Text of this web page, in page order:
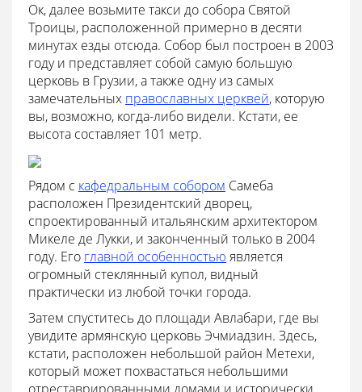
Ок, далее возьмите такси до собора Святой
Троицы, расположенной примерно в десяти
минутах езды отсюда. Собор был построен в 2003
году и представляет собой самую большую
церковь в Грузии, а также одну из самых
замечательных православных церквей, которую
вы, возможно, когда-либо видели. Кстати, ее
высота составляет 101 метр.
Рядом с кафедральным собором Самеба
расположен Президентский дворец,
спроектированный итальянским архитектором
Микеле де Лукки, и законченный только в 2004
году. Его главной особенностью является
огромный стеклянный купол, видный
практически из любой точки города.
Затем спуститесь до площади Авлабари, где вы
увидите армянскую церковь Эчмиадзин. Здесь,
кстати, расположен небольшой район Метехи,
который может похвастаться небольшими